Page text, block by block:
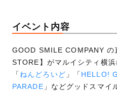
イベント内容
GOOD SMILE COMPANY
STORE】がマルイシティ横浜
「 ねんどろいど 」「 HELLO!
PARADE 」などグッドスマイ